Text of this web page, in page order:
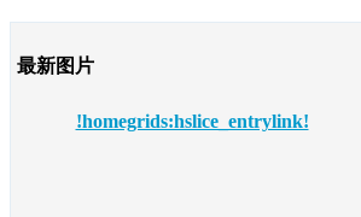
最新图片
!homegrids:hslice_entrylink!